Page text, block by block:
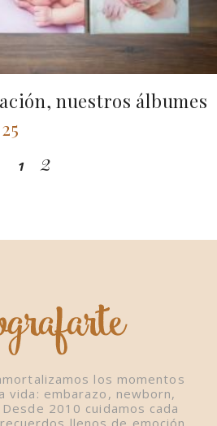
nuestros álbumes
1 2
los momentos
vida: embarazo, newborn,
2010 cuidamos cada